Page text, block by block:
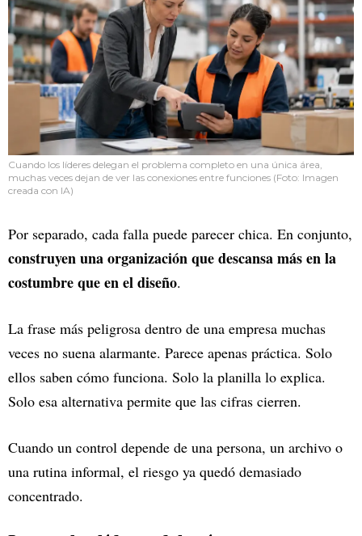
Cuando los líderes delegan el problema completo en una única área,
muchas veces dejan de ver las conexiones entre funciones (Foto: Imagen
creada con IA)
Por separado, cada falla puede parecer chica. En conjunto,
construyen una organización que descansa más en la
costumbre que en el diseño.
La frase más peligrosa dentro de una empresa muchas
veces no suena alarmante. Parece apenas práctica. Solo
ellos saben cómo funciona. Solo la planilla lo explica.
Solo esa alternativa permite que las cifras cierren.
Cuando un control depende de una persona, un archivo o
una rutina informal, el riesgo ya quedó demasiado
concentrado.